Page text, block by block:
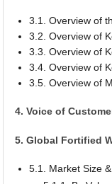
3.1. Overview of
3.2. Overview of
3.3. Overview of
3.4. Overview of
3.5. Overview of
4. Voice of
5. Global Fortified
5.1. Market Size